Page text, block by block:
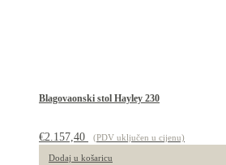
Blagovaonski stol Hayley 230
€2.157,40 (PDV uključen u cijenu)
Dodaj u košaricu